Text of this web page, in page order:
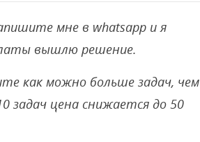
мне в whatsapp и я
вышлю решение.
как можно больше задач, чем
задач цена снижается до 50